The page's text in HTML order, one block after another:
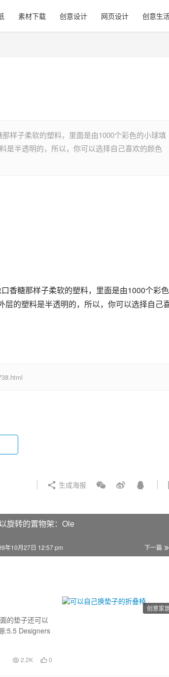
素材下载 创意设计 网页设计 创意生
样子柔软的塑料，里面是由1000个彩色的小球填
是半透明的，所以，你可以选择自己喜欢的颜色
香糖那样子柔软的塑料，里面是由1000个彩
的塑料是半透明的，所以，你可以选择自己
生成海报
旋转的置物架：Ole
下一篇
年10月27日 12:57 pm
创意家
的垫子还可以
:5.5 Designers
2.2K 0